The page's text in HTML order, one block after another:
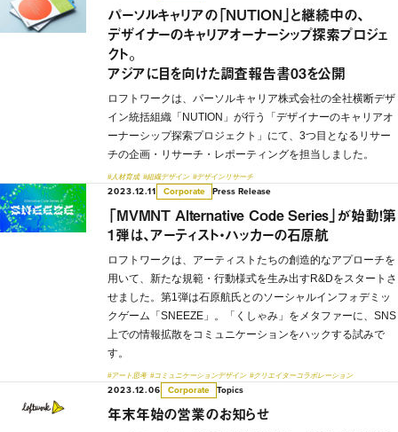
パーソルキャリアの「NUTION」と継続中の、
デザイナーのキャリアオーナーシップ探索プロジェ
クト。
アジアに目を向けた調査報告書03を公開
ロフトワークは、パーソルキャリア株式会社の全社横断デザ
イン統括組織「NUTION」が行う「デザイナーのキャリアオ
ーナーシップ探索プロジェクト」にて、3つ目となるリサー
チの企画・リサーチ・レポーティングを担当しました。
#人材育成 #組織デザイン #デザインリサーチ
2023.12.11 Corporate Press Release
「MVMNT Alternative Code Series」が始動！第
1弾は、アーティスト・ハッカーの石原航
ロフトワークは、アーティストたちの創造的なアプローチを
用いて、新たな規範・行動様式を生み出すR&Dをスタートさ
せました。第1弾は石原航氏とのソーシャルインフォデミッ
クゲーム「SNEEZE」。「くしゃみ」をメタファーに、SNS
上での情報拡散をコミュニケーションをハックする試みで
す。
#アート思考 #コミュニケーションデザイン #クリエイターコラボレーション
2023.12.06 Corporate Topics
年末年始の営業のお知らせ